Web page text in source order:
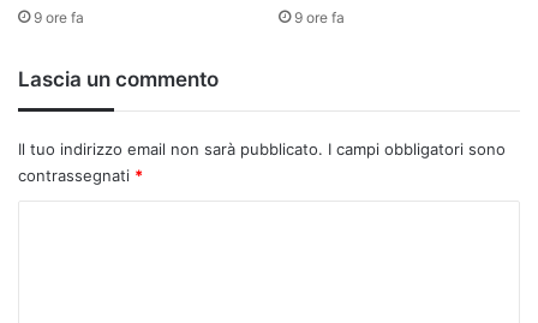
9 ore fa 9 ore fa
Lascia un commento
Il tuo indirizzo email non sarà pubblicato. I campi obbligatori sono
contrassegnati *